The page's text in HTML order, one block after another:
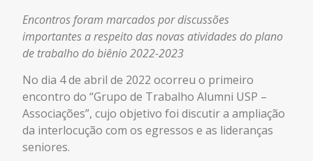
Encontros foram marcados por discussões
importantes a respeito das novas atividades do plano
de trabalho do biênio 2022-2023
No dia 4 de abril de 2022 ocorreu o primeiro
encontro do “Grupo de Trabalho Alumni USP –
Associações”, cujo objetivo foi discutir a ampliação
da interlocução com os egressos e as lideranças
seniores.